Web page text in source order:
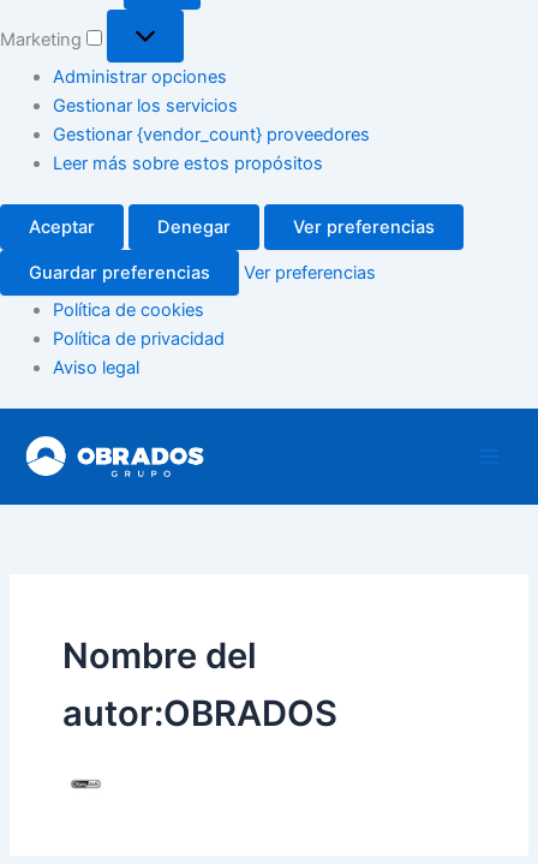
Marketing
Marketing
Administrar opciones
Gestionar los servicios
Gestionar {vendor_count} proveedores
Leer más sobre estos propósitos
Aceptar Denegar Ver preferencias
Guardar preferencias
Ver preferencias
Política de cookies
Política de privacidad
Aviso legal
contenido
Nombre del
autor:OBRADOS